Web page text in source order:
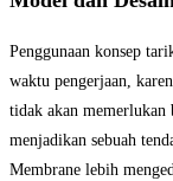
Penggunaan konsep
waktu pengerjaan,
tidak akan memerlukan
menjadikan sebuah
Membrane lebih